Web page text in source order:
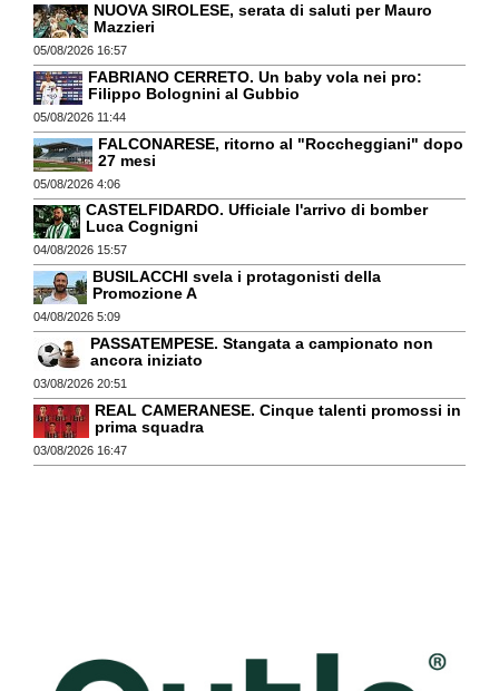
NUOVA SIROLESE, serata di saluti per Mauro
Mazzieri
05/08/2026 16:57
FABRIANO CERRETO. Un baby vola nei pro:
Filippo Bolognini al Gubbio
05/08/2026 11:44
FALCONARESE, ritorno al "Roccheggiani" dopo
27 mesi
05/08/2026 4:06
CASTELFIDARDO. Ufficiale l'arrivo di bomber
Luca Cognigni
04/08/2026 15:57
BUSILACCHI svela i protagonisti della
Promozione A
04/08/2026 5:09
PASSATEMPESE. Stangata a campionato non
ancora iniziato
03/08/2026 20:51
REAL CAMERANESE. Cinque talenti promossi in
prima squadra
03/08/2026 16:47